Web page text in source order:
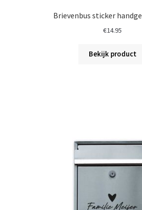
Brievenbus sticker
€14.95
Bekijk product